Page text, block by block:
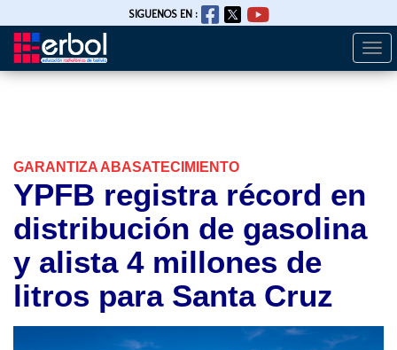
Pasar
SIGUENOS EN :
GARANTIZA ABASATECIMIENTO
YPFB registra récord en
distribución de gasolina
y alista 4 millones de
litros para Santa Cruz